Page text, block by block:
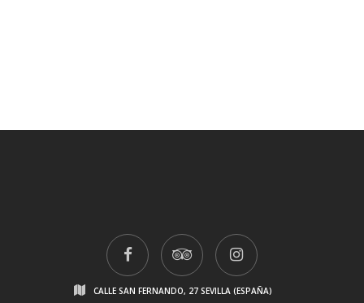
CALLE SAN FERNANDO, 27 SEVILLA (ESPAÑA)